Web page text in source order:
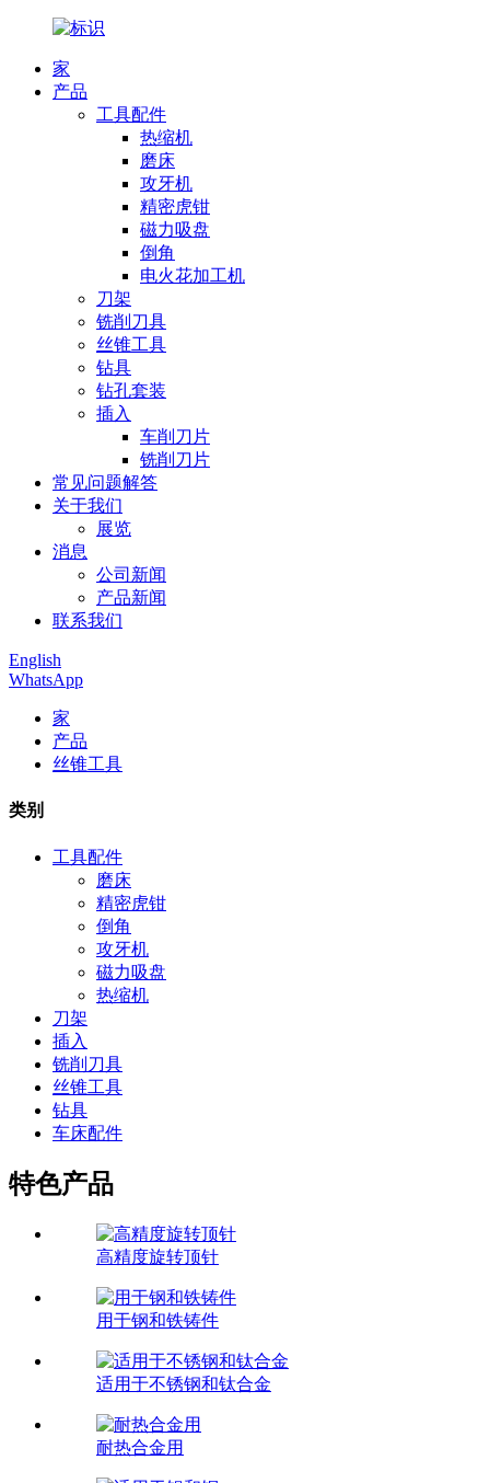
家
产品
工具配件
热缩机
磨床
攻牙机
精密虎钳
磁力吸盘
倒角
电火花加工机
刀架
铣削刀具
丝锥工具
钻具
钻孔套装
插入
车削刀片
铣削刀片
常见问题解答
关于我们
展览
消息
公司新闻
产品新闻
联系我们
English
WhatsApp
家
产品
丝锥工具
类别
工具配件
磨床
精密虎钳
倒角
攻牙机
磁力吸盘
热缩机
刀架
插入
铣削刀具
丝锥工具
钻具
车床配件
特色产品
高精度旋转顶针
用于钢和铁铸件
适用于不锈钢和钛合金
耐热合金用